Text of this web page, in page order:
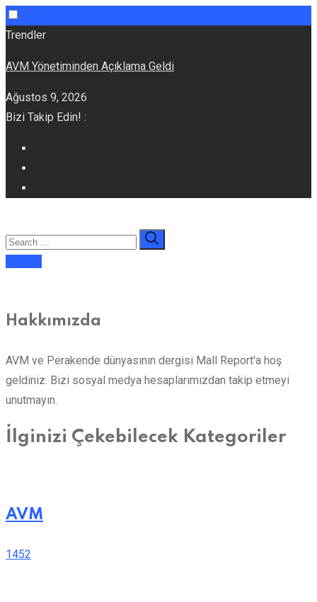
Skip
content
Trendler
AVM Yönetiminden Açıklama Geldi
Ağustos 9, 2026
Bizi Takip Edin! :
Hakkımızda
AVM ve Perakende dünyasının dergisi Mall Report'a hoş
geldiniz. Bizi sosyal medya hesaplarımızdan takip etmeyi
unutmayın.
İlginizi Çekebilecek Kategoriler
AVM
1452